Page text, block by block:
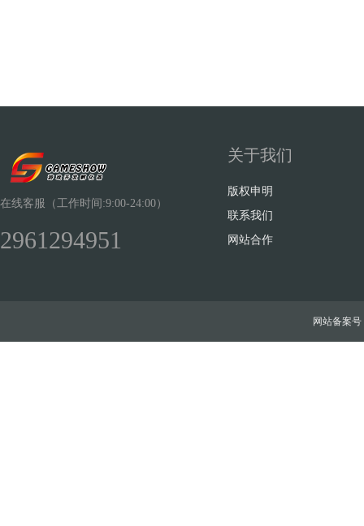
在线客服（工作时间:9:00-24:00）
2961294951
关于我们
版权申明
联系我们
网站合作
网站备案号